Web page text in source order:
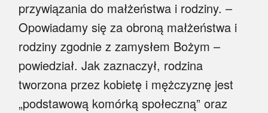
przywiązania do małżeństwa i rodziny. –
Opowiadamy się za obroną małżeństwa i
rodziny zgodnie z zamysłem Bożym –
powiedział. Jak zaznaczył, rodzina
tworzona przez kobietę i mężczyznę jest
„podstawową komórką społeczną” oraz